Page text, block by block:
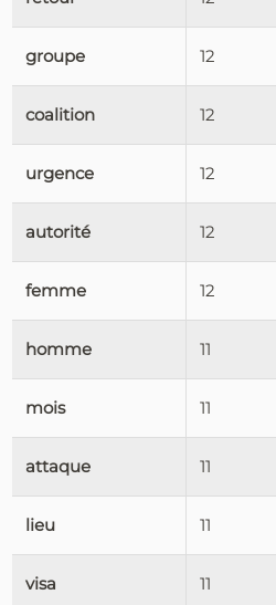
groupe 12
coalition 12
urgence 12
autorité 12
femme 12
homme 11
mois 11
attaque 11
lieu 11
visa 11